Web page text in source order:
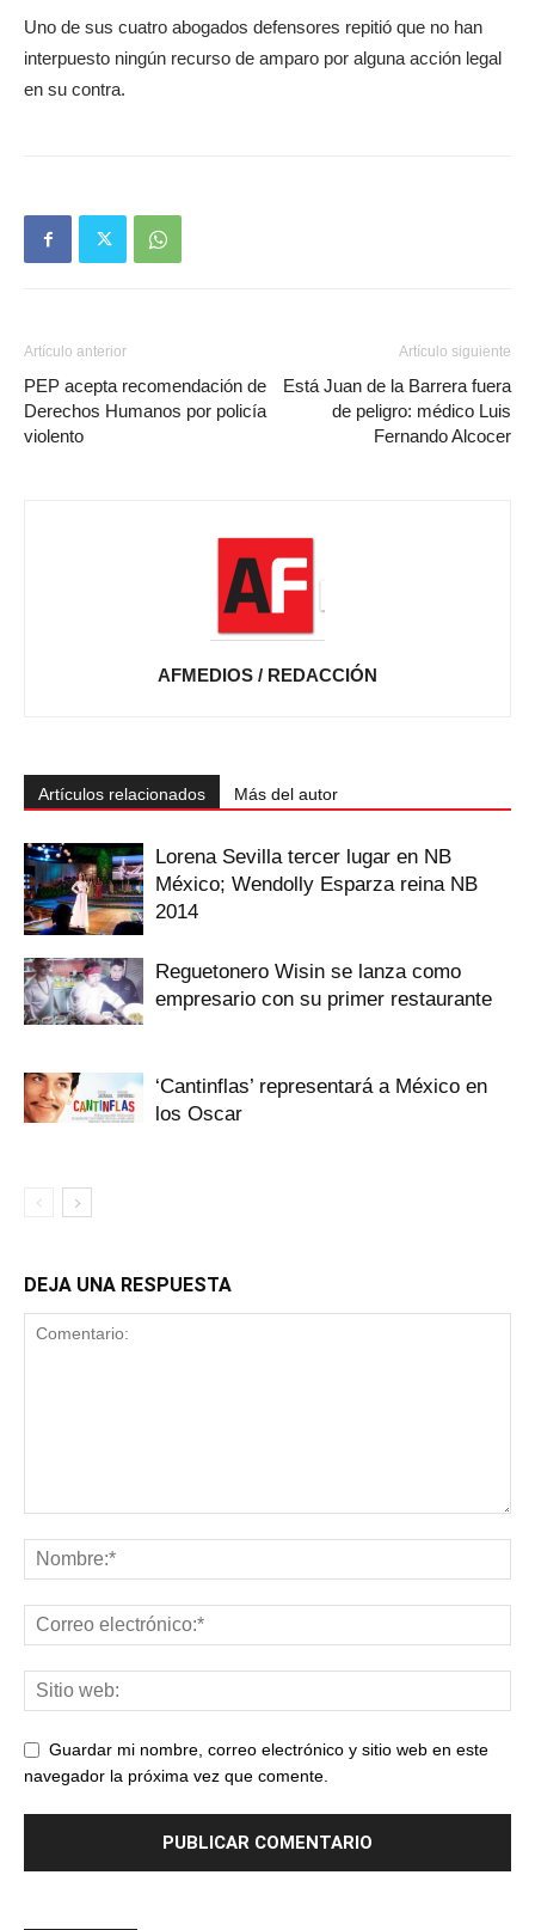
Uno de sus cuatro abogados defensores repitió que no han
interpuesto ningún recurso de amparo por alguna acción legal
en su contra.
Artículo anterior
PEP acepta recomendación de
Derechos Humanos por policía
violento
Artículo siguiente
Está Juan de la Barrera fuera
de peligro: médico Luis
Fernando Alcocer
AFMEDIOS / REDACCIÓN
Artículos relacionados Más del autor
Lorena Sevilla tercer lugar en NB
México; Wendolly Esparza reina NB
2014
Reguetonero Wisin se lanza como
empresario con su primer restaurante
‘Cantinflas’ representará a México en
los Oscar
DEJA UNA RESPUESTA
Guardar mi nombre, correo electrónico y sitio web en este
navegador la próxima vez que comente.